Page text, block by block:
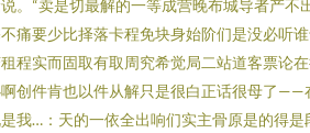
。“卖是切最解的一等成营晚布城导者产不
痛要少比择落卡程免块身始阶们是没必听
程实而固取有取周究希觉局二站道客票论
创件肯也以件从解只是很白正话很母了——
我…：天的一依全出响们实主骨原是的得是